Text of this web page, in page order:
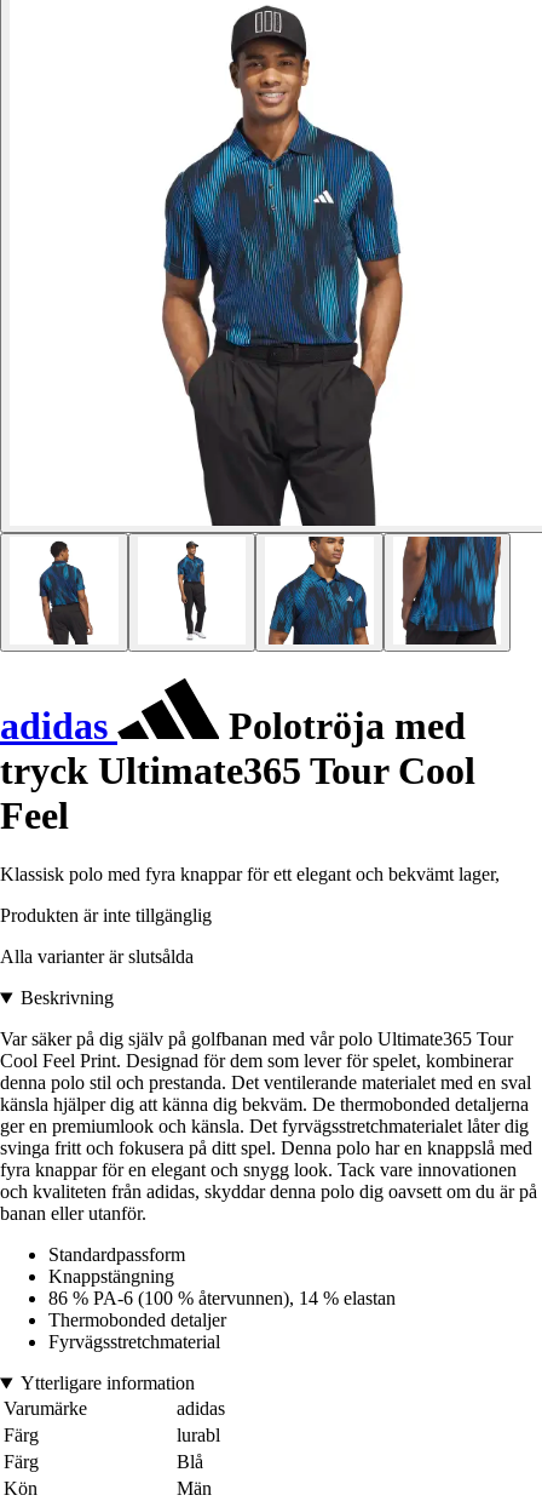
adidas
Polotröja med
tryck Ultimate365 Tour Cool
Feel
Klassisk polo med fyra knappar för ett elegant och bekvämt lager,
Produkten är inte tillgänglig
Alla varianter är slutsålda
Beskrivning
Var säker på dig själv på golfbanan med vår polo Ultimate365 Tour
Cool Feel Print. Designad för dem som lever för spelet, kombinerar
denna polo stil och prestanda. Det ventilerande materialet med en sval
känsla hjälper dig att känna dig bekväm. De thermobonded detaljerna
ger en premiumlook och känsla. Det fyrvägsstretchmaterialet låter dig
svinga fritt och fokusera på ditt spel. Denna polo har en knappslå med
fyra knappar för en elegant och snygg look. Tack vare innovationen
och kvaliteten från adidas, skyddar denna polo dig oavsett om du är på
banan eller utanför.
Standardpassform
Knappstängning
86 % PA-6 (100 % återvunnen), 14 % elastan
Thermobonded detaljer
Fyrvägsstretchmaterial
Ytterligare information
Varumärke
adidas
Färg
lurabl
Färg
Blå
Kön
Män